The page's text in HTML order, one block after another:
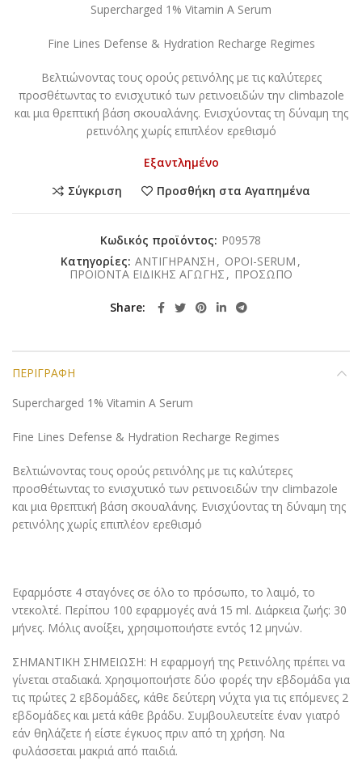
Supercharged 1% Vitamin A Serum
Fine Lines Defense & Hydration Recharge Regimes
Βελτιώνοντας τους ορούς ρετινόλης με τις καλύτερες
προσθέτωντας το ενισχυτικό των ρετινοειδών την climbazole
και μια θρεπτική βάση σκουαλάνης. Ενισχύοντας τη δύναμη της
ρετινόλης χωρίς επιπλέον ερεθισμό
Εξαντλημένο
Σύγκριση
Προσθήκη στα Αγαπημένα
Κωδικός προϊόντος: P09578
Κατηγορίες: ΑΝΤΙΓΗΡΑΝΣΗ , ΟΡΟΙ-SERUM ,
ΠΡΟΪΟΝΤΑ ΕΙΔΙΚΗΣ ΑΓΩΓΗΣ , ΠΡΟΣΩΠΟ
Share
ΠΕΡΙΓΡΑΦΉ
Supercharged 1% Vitamin A Serum
Fine Lines Defense & Hydration Recharge Regimes
Βελτιώνοντας τους ορούς ρετινόλης με τις καλύτερες
προσθέτωντας το ενισχυτικό των ρετινοειδών την climbazole
και μια θρεπτική βάση σκουαλάνης. Ενισχύοντας τη δύναμη της
ρετινόλης χωρίς επιπλέον ερεθισμό
Εφαρμόστε 4 σταγόνες σε όλο το πρόσωπο, το λαιμό, το
ντεκολτέ. Περίπου 100 εφαρμογές ανά 15 ml. Διάρκεια ζωής: 30
μήνες. Μόλις ανοίξει, χρησιμοποιήστε εντός 12 μηνών.
ΣΗΜΑΝΤΙΚΗ ΣΗΜΕΙΩΣΗ: Η εφαρμογή της Ρετινόλης πρέπει να
γίνεται σταδιακά. Χρησιμοποιήστε δύο φορές την εβδομάδα για
τις πρώτες 2 εβδομάδες, κάθε δεύτερη νύχτα για τις επόμενες 2
εβδομάδες και μετά κάθε βράδυ. Συμβουλευτείτε έναν γιατρό
εάν θηλάζετε ή είστε έγκυος πριν από τη χρήση. Να
φυλάσσεται μακριά από παιδιά.